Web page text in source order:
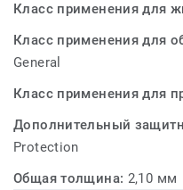
Класс применения для
Класс применения для
General
Класс применения для
Дополнительный
Protection
Общая толщина: 2,10 мм